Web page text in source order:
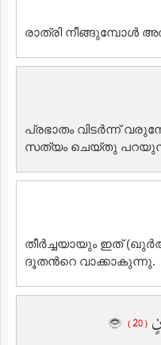
രാത്രി നീങ്ങുമ്പോള്‍
പ്രഭാതം വിടര്‍ന്ന്
സത്യം ചെയ്തു
തീര്‍ച്ചയായും ഇത്
ദൂതന്‍റെ വാക്കാകുന്നു.
( 20 )